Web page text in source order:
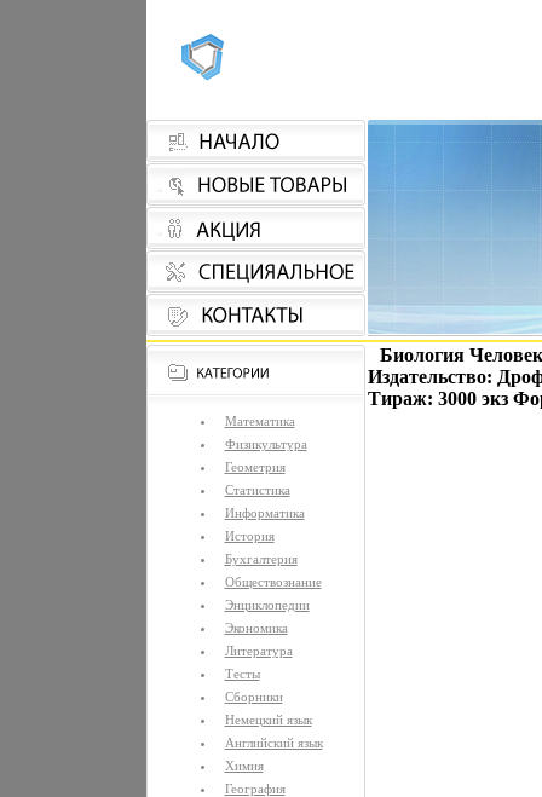
Математика
Физикультура
Геометрия
Статистика
Информатика
История
Бухгалтерия
Обществознание
Энциклопедии
Экономика
Литература
Тесты
Сборники
Немецкий язык
Английский язык
Химия
География
Биология
Издательство:
Тираж: 3000 экз